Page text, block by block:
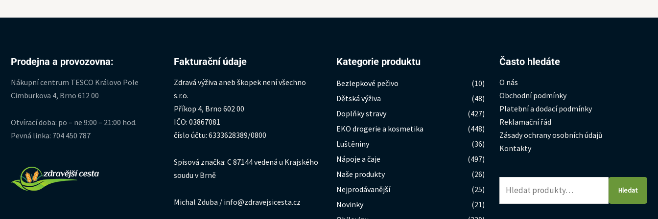
Prodejna a provozovna:
Nákupní centrum TESCO Královo Pole
Cimburkova 4, Brno 612 00
Otvírací doba: po – ne 9:00 – 21:00 hod.
Pevná linka: 704 450 787
Fakturační údaje
Zdravá výživa aneb škopek není všechno
s.r.o.
Příkop 4, Brno 602 00
IČO: 03867081
číslo účtu: 6333628389/0800
Spisová značka: C 87144 vedená u Krajského
soudu v Brně
Michal Zduba / info@zdravejsicesta.cz
Kategorie produktu
Bezlepkové pečivo
(10)
Dětská výživa
(48)
Doplňky stravy
(427)
EKO drogerie a kosmetika
(448)
Luštěniny
(36)
Nápoje a čaje
(497)
Naše produkty
(26)
Nejprodávanější
(25)
Novinky
(21)
Často hledáte
O nás
Obchodní podmínky
Platební a dodací podmínky
Reklamační řád
Zásady ochrany osobních údajů
Kontakty
Hledat:
Hledat